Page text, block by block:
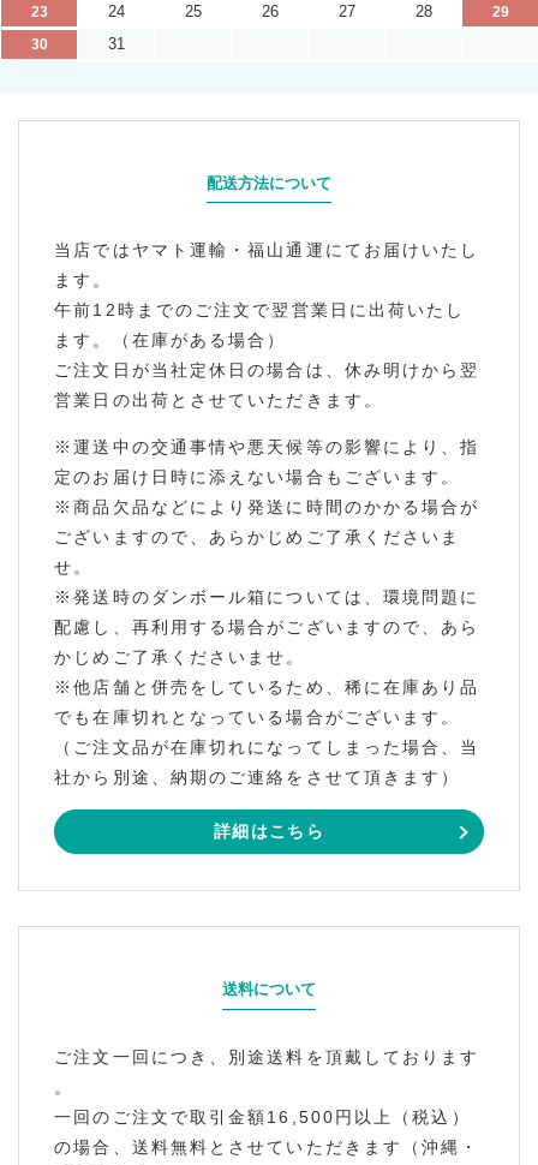
23 24 25 26 27 28
29
30
31
配送方法について
当店ではヤマト運輸・福山通運にてお届けいたし
ます。
午前12時までのご注文で翌営業日に出荷いたし
ます。（在庫がある場合）
ご注文日が当社定休日の場合は、休み明けから翌
営業日の出荷とさせていただきます。
※運送中の交通事情や悪天候等の影響により、指
定のお届け日時に添えない場合もございます。
※商品欠品などにより発送に時間のかかる場合が
ございますので、あらかじめご了承くださいま
せ。
※発送時のダンボール箱については、環境問題に
配慮し、再利用する場合がございますので、あら
かじめご了承くださいませ。
※他店舗と併売をしているため、稀に在庫あり品
でも在庫切れとなっている場合がございます。
（ご注文品が在庫切れになってしまった場合、当
社から別途、納期のご連絡をさせて頂きます）
詳細はこちら
送料について
ご注文一回につき、別途送料を頂戴しております
。
一回のご注文で取引金額16,500円以上（税込）
の場合、送料無料とさせていただきます（沖縄・